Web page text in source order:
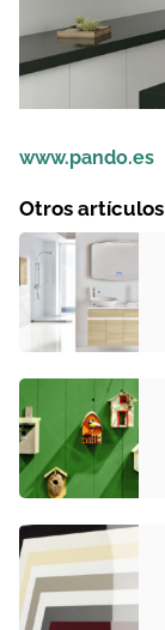
www.pando.es
Otros artículos